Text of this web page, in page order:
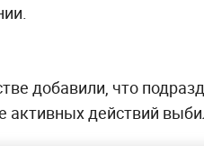
добавили, что
активных действий